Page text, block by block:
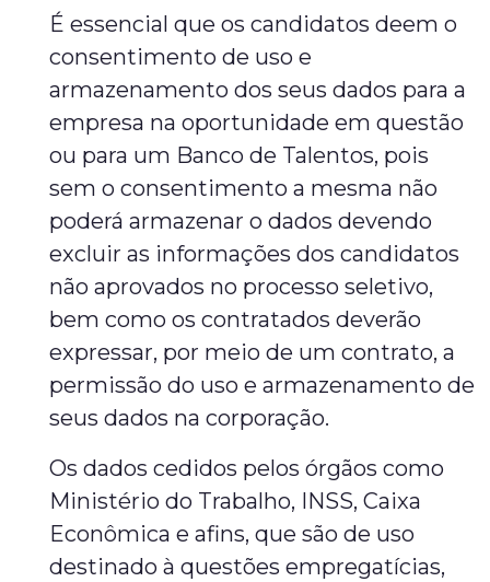
É essencial que os candidatos deem o
consentimento de uso e
armazenamento dos seus dados para a
empresa na oportunidade em questão
ou para um Banco de Talentos, pois
sem o consentimento a mesma não
poderá armazenar o dados devendo
excluir as informações dos candidatos
não aprovados no processo seletivo,
bem como os contratados deverão
expressar, por meio de um contrato, a
permissão do uso e armazenamento de
seus dados na corporação.
Os dados cedidos pelos órgãos como
Ministério do Trabalho, INSS, Caixa
Econômica e afins, que são de uso
destinado à questões empregatícias,